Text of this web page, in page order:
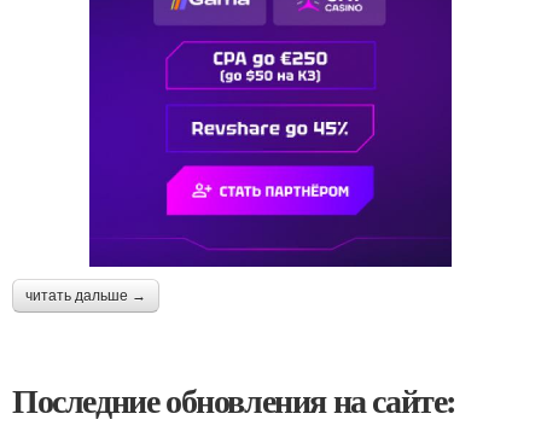
читать дальше →
Последние обновления на сайте: